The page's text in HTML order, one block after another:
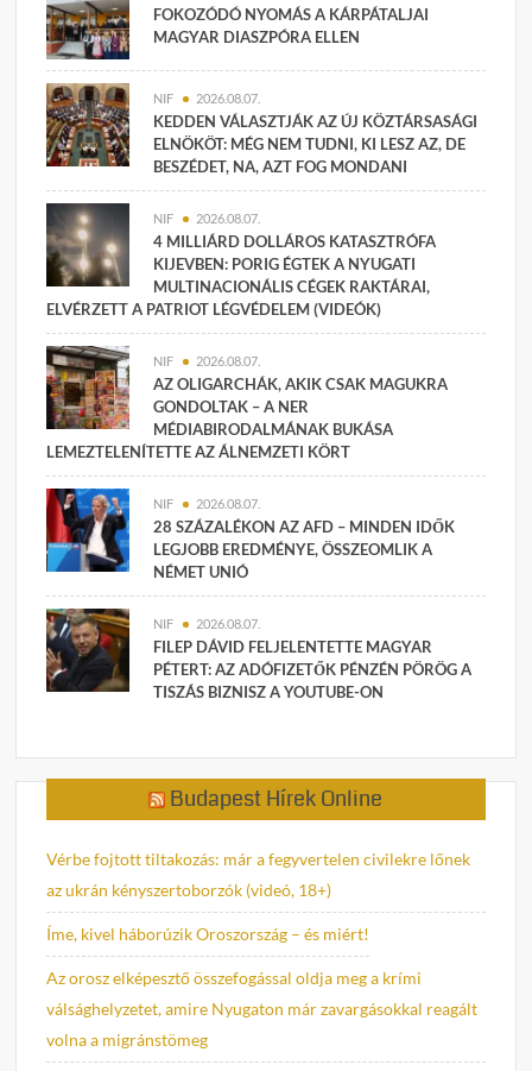
FOKOZÓDÓ NYOMÁS A KÁRPÁTALJAI
MAGYAR DIASZPÓRA ELLEN
NIF 2026.08.07.
KEDDEN VÁLASZTJÁK AZ ÚJ KÖZTÁRSASÁGI
ELNÖKÖT: MÉG NEM TUDNI, KI LESZ AZ, DE
BESZÉDET, NA, AZT FOG MONDANI
NIF 2026.08.07.
4 MILLIÁRD DOLLÁROS KATASZTRÓFA
KIJEVBEN: PORIG ÉGTEK A NYUGATI
MULTINACIONÁLIS CÉGEK RAKTÁRAI,
ELVÉRZETT A PATRIOT LÉGVÉDELEM (VIDEÓK)
NIF 2026.08.07.
AZ OLIGARCHÁK, AKIK CSAK MAGUKRA
GONDOLTAK – A NER
MÉDIABIRODALMÁNAK BUKÁSA
LEMEZTELENÍTETTE AZ ÁLNEMZETI KÖRT
NIF 2026.08.07.
28 SZÁZALÉKON AZ AFD – MINDEN IDŐK
LEGJOBB EREDMÉNYE, ÖSSZEOMLIK A
NÉMET UNIÓ
NIF 2026.08.07.
FILEP DÁVID FELJELENTETTE MAGYAR
PÉTERT: AZ ADÓFIZETŐK PÉNZÉN PÖRÖG A
TISZÁS BIZNISZ A YOUTUBE-ON
Budapest Hírek Online
Vérbe fojtott tiltakozás: már a fegyvertelen civilekre lőnek
az ukrán kényszertoborzók (videó, 18+)
Íme, kivel háborúzik Oroszország – és miért!
Az orosz elképesztő összefogással oldja meg a krími
válsághelyzetet, amire Nyugaton már zavargásokkal reagált
volna a migránstömeg